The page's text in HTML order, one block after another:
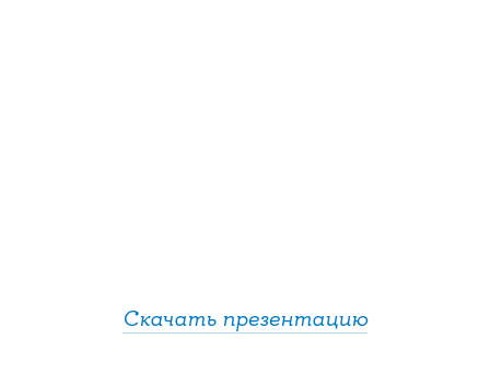
Скачать презентацию